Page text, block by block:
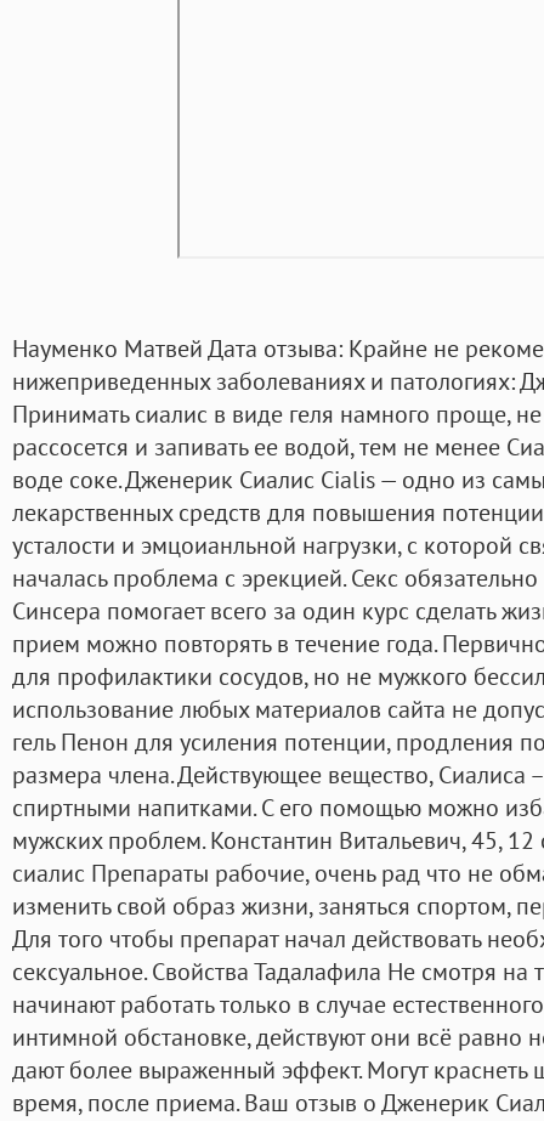
Науменко Матвей Дата отзыва: Крайне не
нижеприведенных заболеваниях и патологиях:
Принимать сиалис в виде геля намного проще,
рассосется и запивать ее водой, тем не менее
воде соке. Дженерик Сиалис Cialis — одно из
лекарственных средств для повышения
усталости и эмцоианльной нагрузки, с которой
началась проблема с эрекцией. Секс
Синсера помогает всего за один курс сделать
прием можно повторять в течение года.
для профилактики сосудов, но не мужкого
использование любых материалов сайта не
гель Пенон для усиления потенции, продления
размера члена. Действующее вещество, Сиалиса
спиртными напитками. С его помощью можно
мужских проблем. Константин Витальевич, 45,
сиалис Препараты рабочие, очень рад что не
изменить свой образ жизни, заняться спортом,
Для того чтобы препарат начал действовать
сексуальное. Свойства Тадалафила Не смотря на
начинают работать только в случае
интимной обстановке, действуют они всё равно
дают более выраженный эффект. Могут
время, после приема. Ваш отзыв о Дженерик